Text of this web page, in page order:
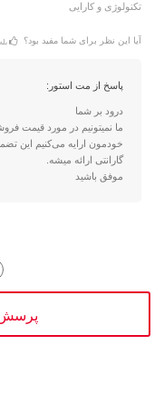
تکنولوژی و کارایی
آیا این نظر برای شما مفید بود؟ بله
پاسخ از مت استور:
درود بر شما
ما نمیتونیم در مورد قیمت
خودمون ارايه می‌کنیم این
گارانتی ارائه میشه.
موفق باشید